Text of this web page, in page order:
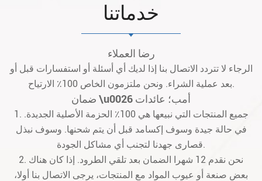
خدماتنا
رضا العملاء
الرجاء لا تتردد الاتصال بنا إذا لديك أي أسئلة أو استفسارات قبل أو
بعد عملية الشراء. ونحن ملتزمون الخاص 100٪ الارتياح.
ضمان \u0026 أمب؛ عائدات
1. جميع المنتجات التي نبيعها هي 100٪ الحزمة الأصلية الجديدة.
في حالة جيدة وسوف إكسامد قبل أن يتم شحنها. وسوف نبذل
قصارى جهدنا لتجنب أي مشاكل الجودة.
2. نحن نقدم 12 شهرا الضمان بعد تلقي الطرود. إذا كان هناك
بعض صنعة أو عيوب المواد مع المنتجات، يرجى الاتصال بنا أولا،